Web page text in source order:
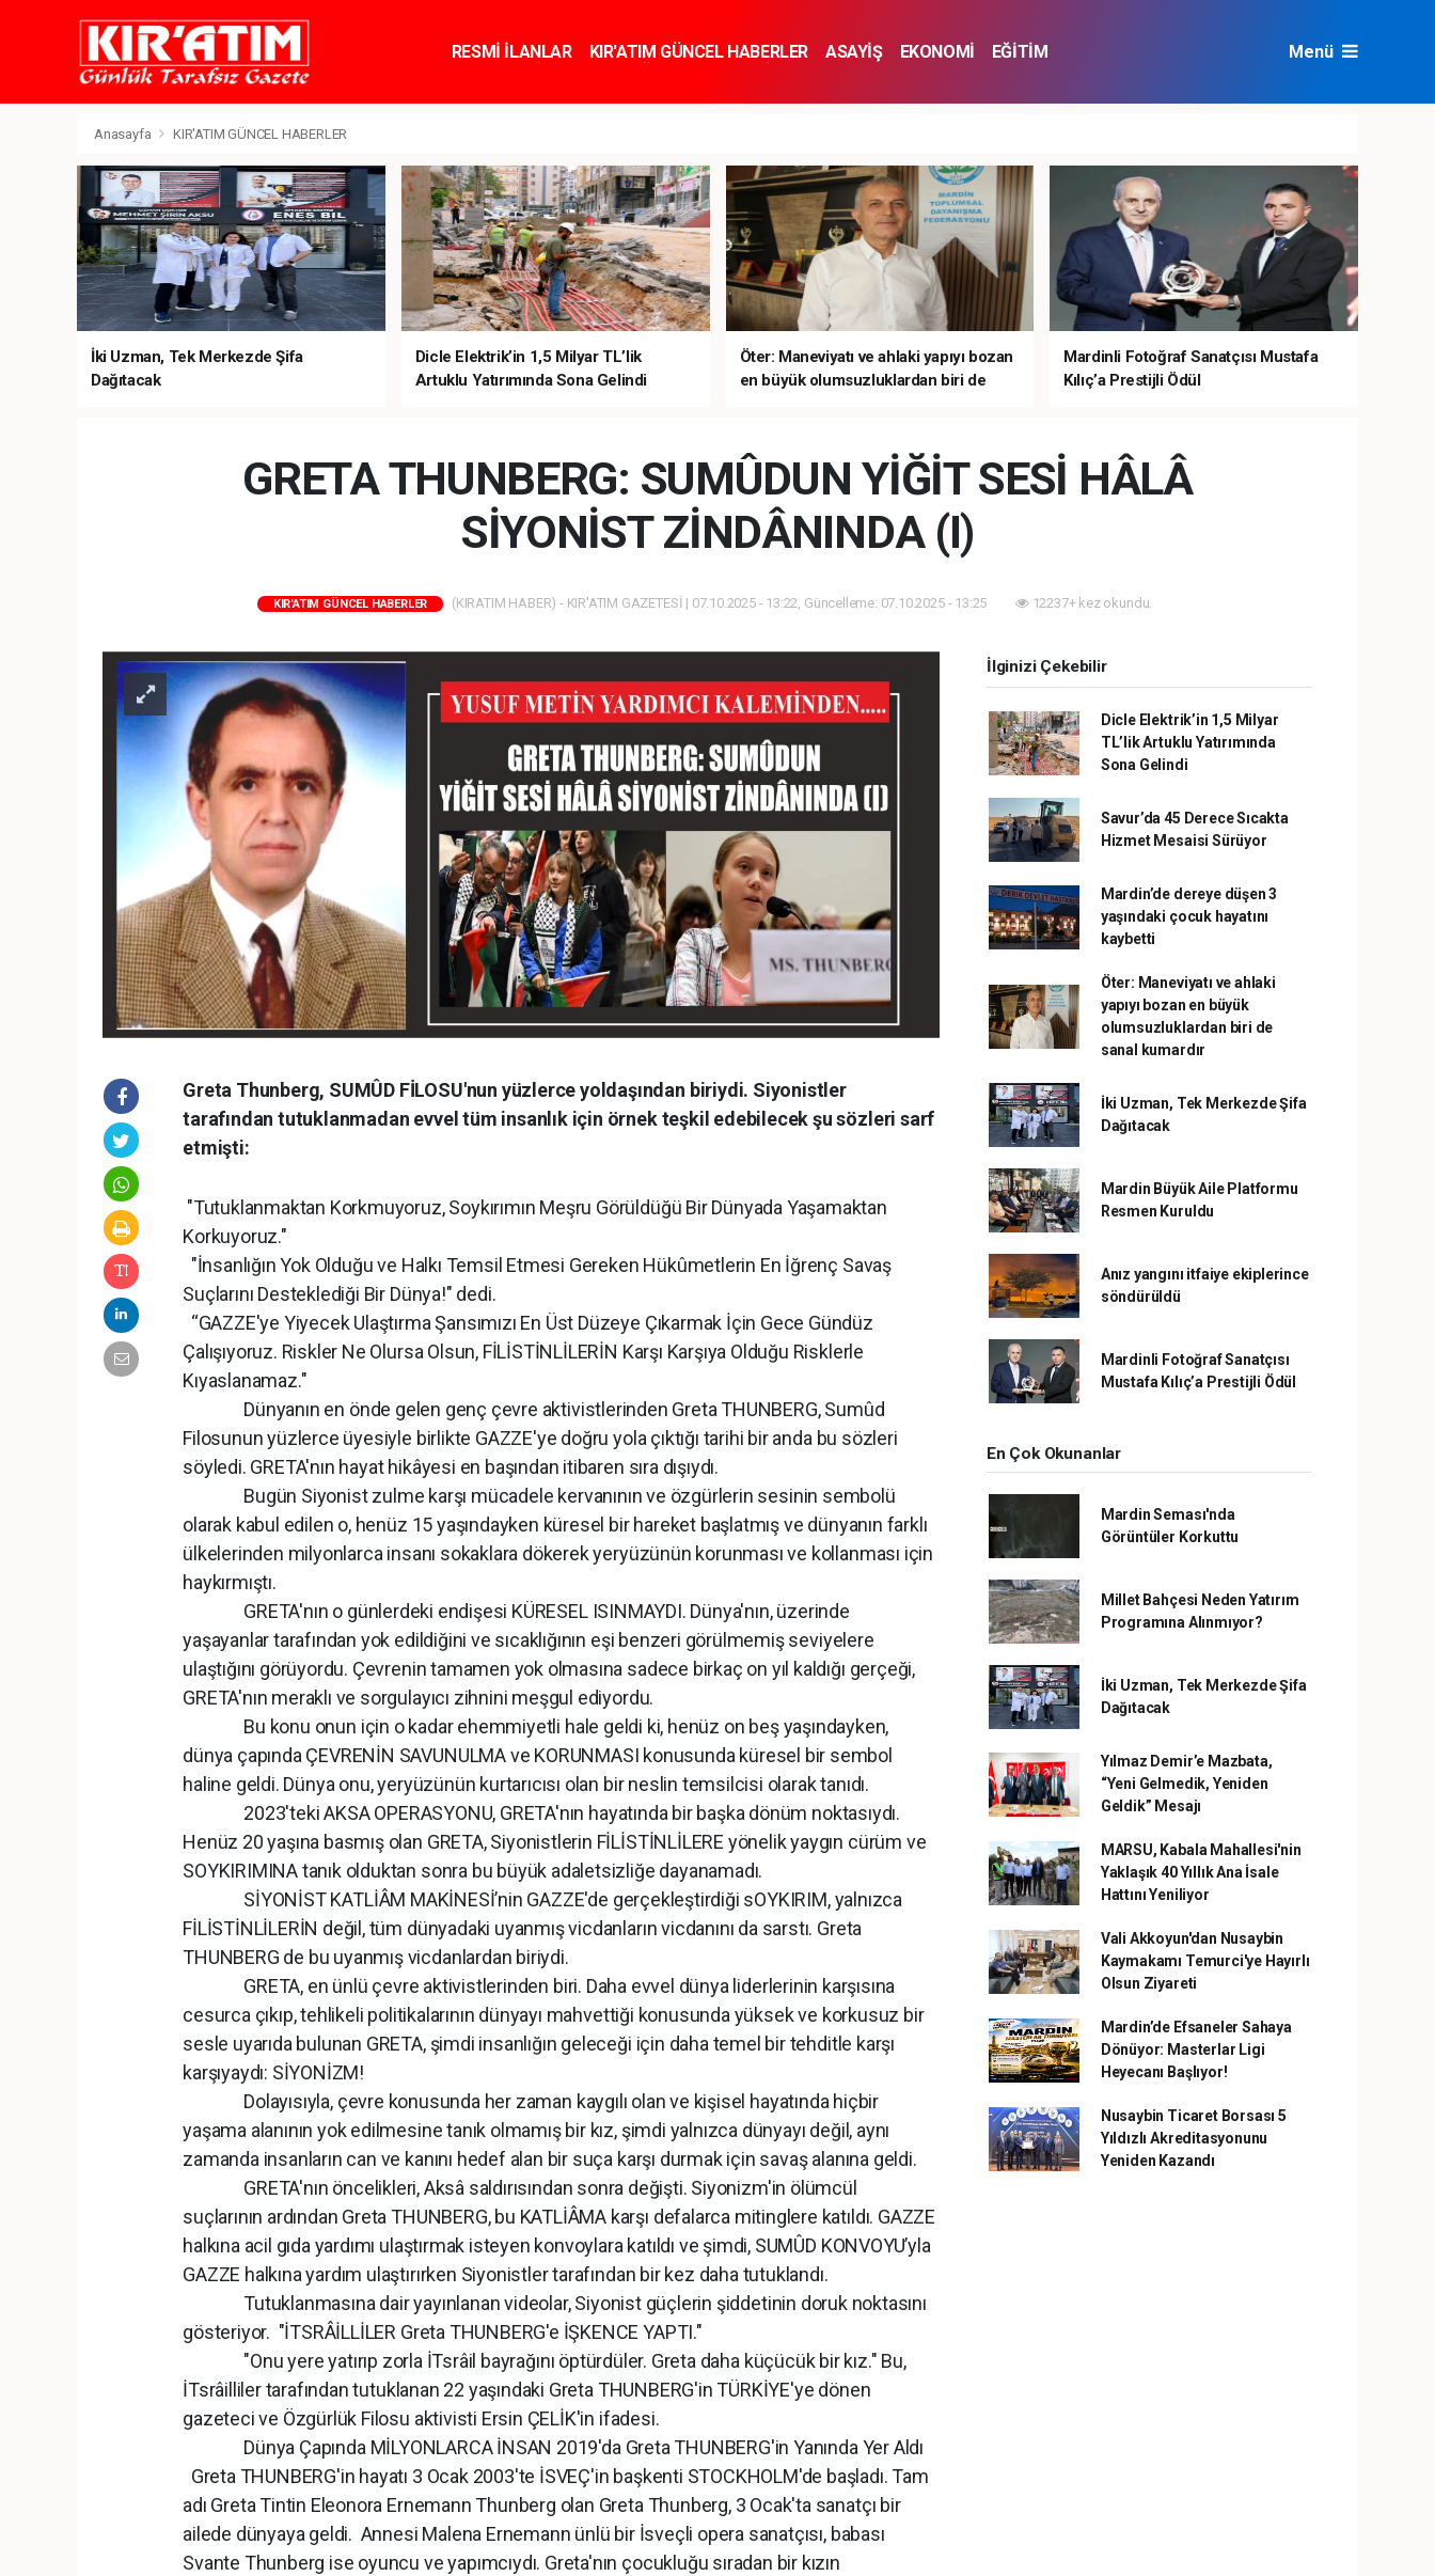
RESMİ İLANLAR KIR'ATIM GÜNCEL HABERLER ASAYİŞ EKONOMİ
EĞİTİM
Menü
Anasayfa KIR'ATIM GÜNCEL HABERLER
İki Uzman, Tek Merkezde Şifa
Dağıtacak
Dicle Elektrik’in 1,5 Milyar TL’lik
Artuklu Yatırımında Sona Gelindi
Öter: Maneviyatı ve ahlaki yapıyı bozan
en büyük olumsuzluklardan biri de
Mardinli Fotoğraf Sanatçısı Mustafa
Kılıç’a Prestijli Ödül
GRETA THUNBERG: SUMÛDUN YİĞİT SESİ HÂLÂ
SİYONİST ZİNDÂNINDA (I)
KIR'ATIM GÜNCEL HABERLER (KIRATIM HABER) - KIR'ATIM GAZETESİ | 07.10.2025 - 13:22, Güncelleme: 07.10.2025 - 13:25 12237+ kez okundu.
Greta Thunberg, SUMÛD FİLOSU'nun yüzlerce yoldaşından biriydi. Siyonistler
tarafından tutuklanmadan evvel tüm insanlık için örnek teşkil edebilecek şu sözleri sarf
etmişti:
"Tutuklanmaktan Korkmuyoruz, Soykırımın Meşru Görüldüğü Bir Dünyada Yaşamaktan
Korkuyoruz."
"İnsanlığın Yok Olduğu ve Halkı Temsil Etmesi Gereken Hükûmetlerin En İğrenç Savaş
Suçlarını Desteklediği Bir Dünya!" dedi.
“GAZZE'ye Yiyecek Ulaştırma Şansımızı En Üst Düzeye Çıkarmak İçin Gece Gündüz
Çalışıyoruz. Riskler Ne Olursa Olsun, FİLİSTİNLİLERİN Karşı Karşıya Olduğu Risklerle
Kıyaslanamaz."
Dünyanın en önde gelen genç çevre aktivistlerinden Greta THUNBERG, Sumûd
Filosunun yüzlerce üyesiyle birlikte GAZZE'ye doğru yola çıktığı tarihi bir anda bu sözleri
söyledi. GRETA'nın hayat hikâyesi en başından itibaren sıra dışıydı.
Bugün Siyonist zulme karşı mücadele kervanının ve özgürlerin sesinin sembolü
olarak kabul edilen o, henüz 15 yaşındayken küresel bir hareket başlatmış ve dünyanın farklı
ülkelerinden milyonlarca insanı sokaklara dökerek yeryüzünün korunması ve kollanması için
haykırmıştı.
GRETA'nın o günlerdeki endişesi KÜRESEL ISINMAYDI. Dünya'nın, üzerinde
yaşayanlar tarafından yok edildiğini ve sıcaklığının eşi benzeri görülmemiş seviyelere
ulaştığını görüyordu. Çevrenin tamamen yok olmasına sadece birkaç on yıl kaldığı gerçeği,
GRETA'nın meraklı ve sorgulayıcı zihnini meşgul ediyordu.
Bu konu onun için o kadar ehemmiyetli hale geldi ki, henüz on beş yaşındayken,
dünya çapında ÇEVRENİN SAVUNULMA ve KORUNMASI konusunda küresel bir sembol
haline geldi. Dünya onu, yeryüzünün kurtarıcısı olan bir neslin temsilcisi olarak tanıdı.
2023'teki AKSA OPERASYONU, GRETA'nın hayatında bir başka dönüm noktasıydı.
Henüz 20 yaşına basmış olan GRETA, Siyonistlerin FİLİSTİNLİLERE yönelik yaygın cürüm ve
SOYKIRIMINA tanık olduktan sonra bu büyük adaletsizliğe dayanamadı.
SİYONİST KATLİÂM MAKİNESİ’nin GAZZE'de gerçekleştirdiği sOYKIRIM, yalnızca
FİLİSTİNLİLERİN değil, tüm dünyadaki uyanmış vicdanların vicdanını da sarstı. Greta
THUNBERG de bu uyanmış vicdanlardan biriydi.
GRETA, en ünlü çevre aktivistlerinden biri. Daha evvel dünya liderlerinin karşısına
cesurca çıkıp, tehlikeli politikalarının dünyayı mahvettiği konusunda yüksek ve korkusuz bir
sesle uyarıda bulunan GRETA, şimdi insanlığın geleceği için daha temel bir tehditle karşı
karşıyaydı: SİYONİZM!
Dolayısıyla, çevre konusunda her zaman kaygılı olan ve kişisel hayatında hiçbir
yaşama alanının yok edilmesine tanık olmamış bir kız, şimdi yalnızca dünyayı değil, aynı
zamanda insanların can ve kanını hedef alan bir suça karşı durmak için savaş alanına geldi.
GRETA'nın öncelikleri, Aksâ saldırısından sonra değişti. Siyonizm'in ölümcül
suçlarının ardından Greta THUNBERG, bu KATLİÂMA karşı defalarca mitinglere katıldı. GAZZE
halkına acil gıda yardımı ulaştırmak isteyen konvoylara katıldı ve şimdi, SUMÛD KONVOYU’yla
GAZZE halkına yardım ulaştırırken Siyonistler tarafından bir kez daha tutuklandı.
Tutuklanmasına dair yayınlanan videolar, Siyonist güçlerin şiddetinin doruk noktasını
gösteriyor. "İTSRÂİLLİLER Greta THUNBERG'e İŞKENCE YAPTI."
"Onu yere yatırıp zorla İTsrâil bayrağını öptürdüler. Greta daha küçücük bir kız." Bu,
İTsrâilliler tarafından tutuklanan 22 yaşındaki Greta THUNBERG'in TÜRKİYE'ye dönen
gazeteci ve Özgürlük Filosu aktivisti Ersin ÇELİK'in ifadesi.
Dünya Çapında MİLYONLARCA İNSAN 2019'da Greta THUNBERG'in Yanında Yer Aldı
Greta THUNBERG'in hayatı 3 Ocak 2003'te İSVEÇ'in başkenti STOCKHOLM'de başladı. Tam
adı Greta Tintin Eleonora Ernemann Thunberg olan Greta Thunberg, 3 Ocak'ta sanatçı bir
ailede dünyaya geldi. Annesi Malena Ernemann ünlü bir İsveçli opera sanatçısı, babası
Svante Thunberg ise oyuncu ve yapımcıydı. Greta'nın çocukluğu sıradan bir kızın
İlginizi Çekebilir
Dicle Elektrik’in 1,5 Milyar
TL’lik Artuklu Yatırımında
Sona Gelindi
Savur’da 45 Derece Sıcakta
Hizmet Mesaisi Sürüyor
Mardin’de dereye düşen 3
yaşındaki çocuk hayatını
kaybetti
Öter: Maneviyatı ve ahlaki
yapıyı bozan en büyük
olumsuzluklardan biri de
sanal kumardır
İki Uzman, Tek Merkezde Şifa
Dağıtacak
Mardin Büyük Aile Platformu
Resmen Kuruldu
Anız yangını itfaiye ekiplerince
söndürüldü
Mardinli Fotoğraf Sanatçısı
Mustafa Kılıç’a Prestijli Ödül
En Çok Okunanlar
Mardin Seması'nda
Görüntüler Korkuttu
Millet Bahçesi Neden Yatırım
Programına Alınmıyor?
İki Uzman, Tek Merkezde Şifa
Dağıtacak
Yılmaz Demir’e Mazbata,
“Yeni Gelmedik, Yeniden
Geldik” Mesajı
MARSU, Kabala Mahallesi'nin
Yaklaşık 40 Yıllık Ana İsale
Hattını Yeniliyor
Vali Akkoyun'dan Nusaybin
Kaymakamı Temurci'ye Hayırlı
Olsun Ziyareti
Mardin’de Efsaneler Sahaya
Dönüyor: Masterlar Ligi
Heyecanı Başlıyor!
Nusaybin Ticaret Borsası 5
Yıldızlı Akreditasyonunu
Yeniden Kazandı